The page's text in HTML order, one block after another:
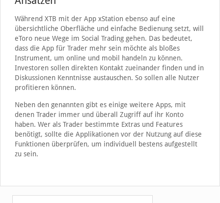
Während XTB mit der App xStation ebenso auf eine
übersichtliche Oberfläche und einfache Bedienung setzt, will
eToro neue Wege im Social Trading gehen. Das bedeutet,
dass die App für Trader mehr sein möchte als bloßes
Instrument, um online und mobil handeln zu können.
Investoren sollen direkten Kontakt zueinander finden und in
Diskussionen Kenntnisse austauschen. So sollen alle Nutzer
profitieren können.
Neben den genannten gibt es einige weitere Apps, mit
denen Trader immer und überall Zugriff auf ihr Konto
haben. Wer als Trader bestimmte Extras und Features
benötigt, sollte die Applikationen vor der Nutzung auf diese
Funktionen überprüfen, um individuell bestens aufgestellt
zu sein.